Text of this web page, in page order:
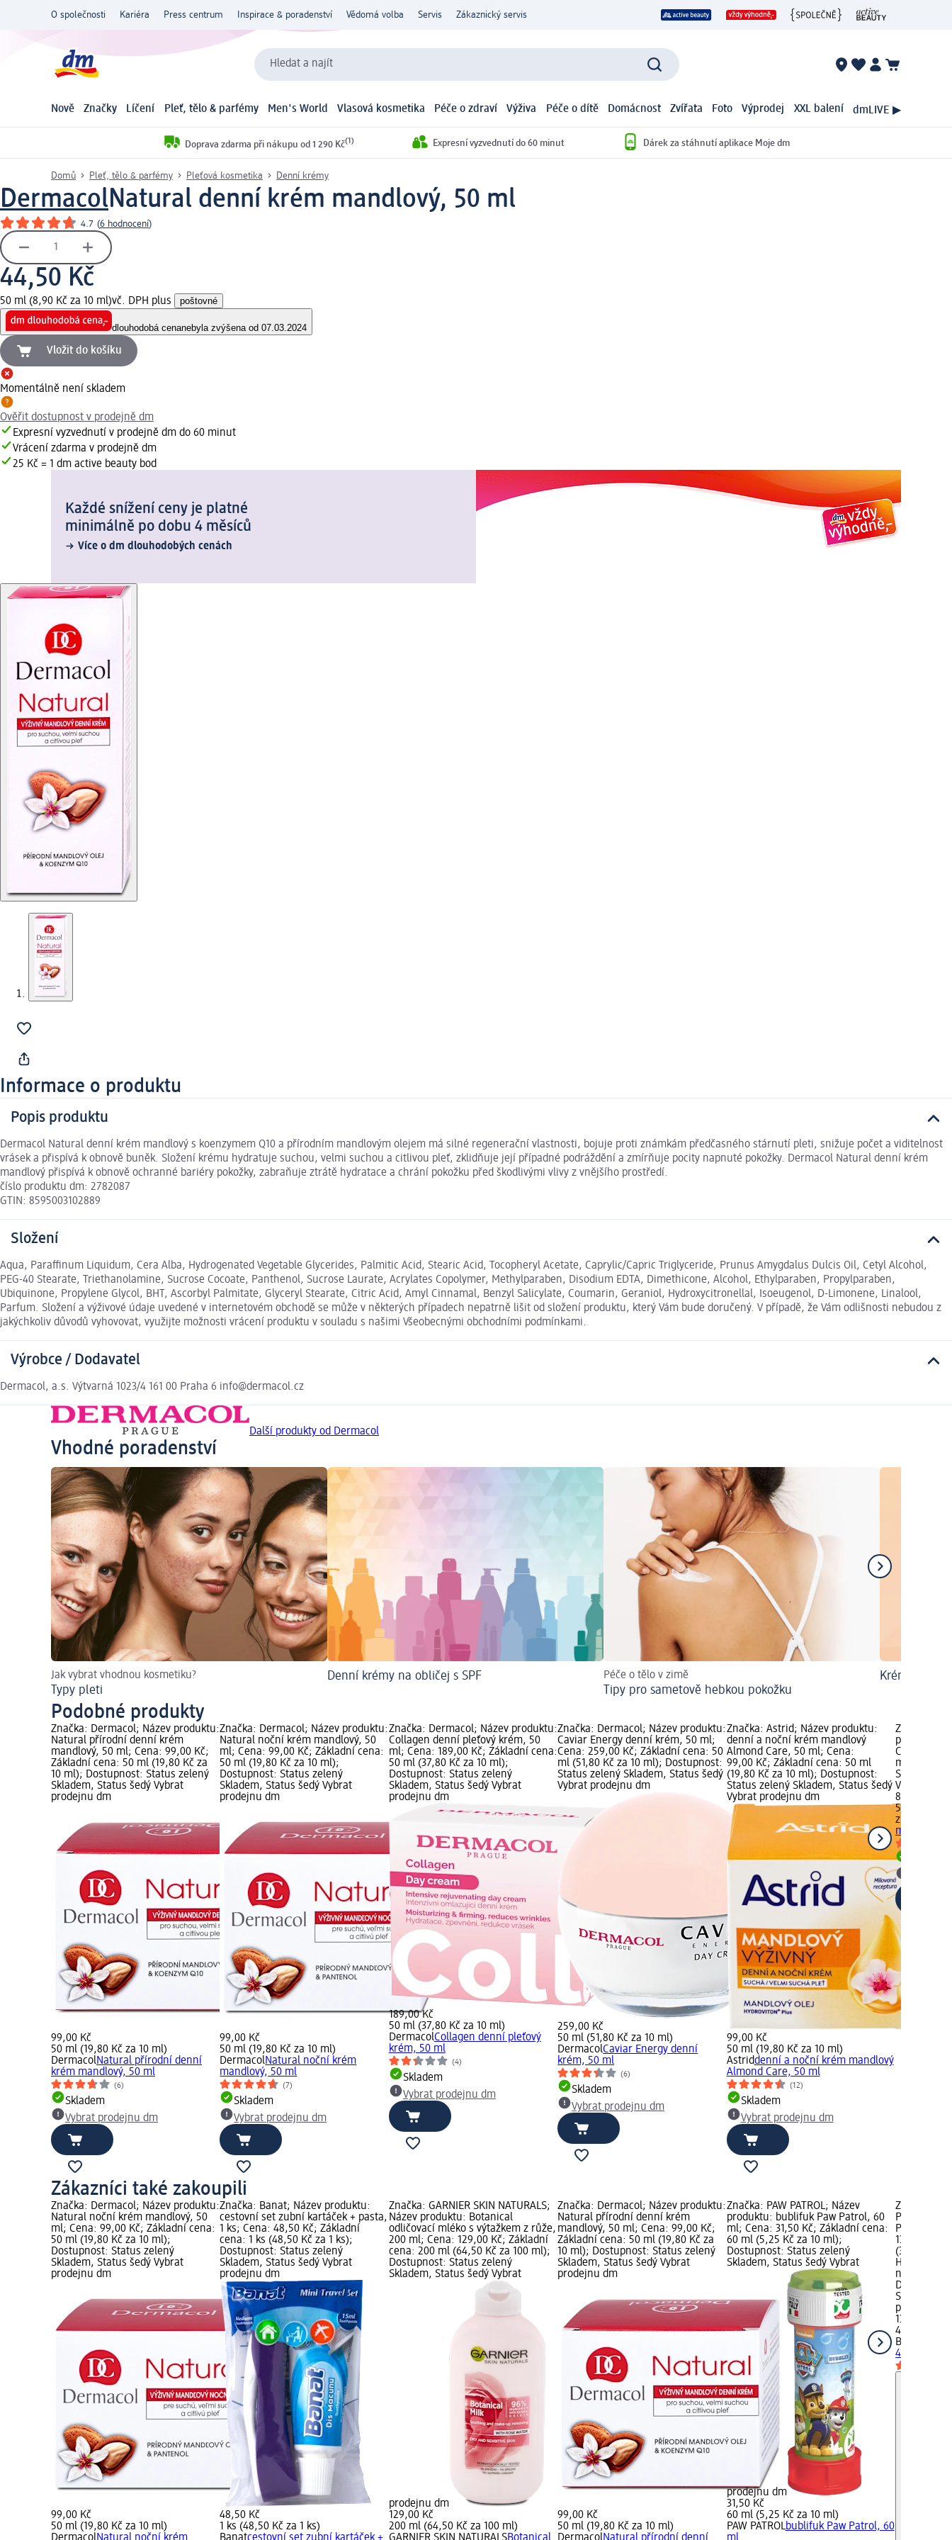
O společnosti Kariéra Press centrum Inspirace & poradenství Vědomá volba Servis Zákaznický servis
Hledat a najít
Nově Značky Líčení Pleť, tělo & parfémy Men's World Vlasová kosmetika Péče o zdraví Výživa Péče o dítě Domácnost Zvířata Foto Výprodej XXL balení dmLIVE ▶
Doprava zdarma při nákupu od 1 290 Kč(1) Expresní vyzvednutí do 60 minut Dárek za stáhnutí aplikace Moje dm
Domů Pleť, tělo & parfémy Pleťová kosmetika Denní krémy
DermacolNatural denní krém mandlový, 50 ml
4.7 (6 hodnocení)
44,50 Kč
50 ml (8,90 Kč za 10 ml)vč. DPH plus poštovné
dlouhodobá cenanebyla zvýšena od 07.03.2024
Vložit do košíku
Momentálně není skladem
Ověřit dostupnost v prodejně dm
Expresní vyzvednutí v prodejně dm do 60 minut
Vrácení zdarma v prodejně dm
25 Kč = 1 dm active beauty bod
Každé snížení ceny je platné
minimálně po dobu 4 měsíců
Více o dm dlouhodobých cenách
Informace o produktu
Popis produktu
Dermacol Natural denní krém mandlový s koenzymem Q10 a přírodním mandlovým olejem má silné regenerační vlastnosti, bojuje proti známkám předčasného stárnutí pleti, snižuje počet a viditelnost
vrásek a přispívá k obnově buněk. Složení krému hydratuje suchou, velmi suchou a citlivou pleť, zklidňuje její případné podráždění a zmírňuje pocity napnuté pokožky. Dermacol Natural denní krém
mandlový přispívá k obnově ochranné bariéry pokožky, zabraňuje ztrátě hydratace a chrání pokožku před škodlivými vlivy z vnějšího prostředí.
číslo produktu dm: 2782087
GTIN: 8595003102889
Složení
Aqua, Paraffinum Liquidum, Cera Alba, Hydrogenated Vegetable Glycerides, Palmitic Acid, Stearic Acid, Tocopheryl Acetate, Caprylic/Capric Triglyceride, Prunus Amygdalus Dulcis Oil, Cetyl Alcohol,
PEG-40 Stearate, Triethanolamine, Sucrose Cocoate, Panthenol, Sucrose Laurate, Acrylates Copolymer, Methylparaben, Disodium EDTA, Dimethicone, Alcohol, Ethylparaben, Propylparaben,
Ubiquinone, Propylene Glycol, BHT, Ascorbyl Palmitate, Glyceryl Stearate, Citric Acid, Amyl Cinnamal, Benzyl Salicylate, Coumarin, Geraniol, Hydroxycitronellal, Isoeugenol, D-Limonene, Linalool,
Parfum. Složení a výživové údaje uvedené v internetovém obchodě se může v některých případech nepatrně lišit od složení produktu, který Vám bude doručený. V případě, že Vám odlišnosti nebudou z
jakýchkoliv důvodů vyhovovat, využijte možnosti vrácení produktu v souladu s našimi Všeobecnými obchodními podmínkami.
Výrobce / Dodavatel
Dermacol, a.s. Výtvarná 1023/4 161 00 Praha 6 info@dermacol.cz
Další produkty od Dermacol
Vhodné poradenství
Jak vybrat vhodnou kosmetiku?
Typy pleti
Denní krémy na obličej s SPF Péče o tělo v zimě
Tipy pro sametově hebkou pokožku
Krémy na
Podobné produkty
Značka: Dermacol; Název produktu:
Natural přírodní denní krém
mandlový, 50 ml; Cena: 99,00 Kč;
Základní cena: 50 ml (19,80 Kč za
10 ml); Dostupnost: Status zelený
Skladem, Status šedý Vybrat
prodejnu dm
99,00 Kč
50 ml (19,80 Kč za 10 ml)
DermacolNatural přírodní denní
krém mandlový, 50 ml
(6)
Skladem
Vybrat prodejnu dm
Značka: Dermacol; Název produktu:
Natural noční krém mandlový, 50
ml; Cena: 99,00 Kč; Základní cena:
50 ml (19,80 Kč za 10 ml);
Dostupnost: Status zelený
Skladem, Status šedý Vybrat
prodejnu dm
99,00 Kč
50 ml (19,80 Kč za 10 ml)
DermacolNatural noční krém
mandlový, 50 ml
(7)
Skladem
Vybrat prodejnu dm
Značka: Dermacol; Název produktu:
Collagen denní pleťový krém, 50
ml; Cena: 189,00 Kč; Základní cena:
50 ml (37,80 Kč za 10 ml);
Dostupnost: Status zelený
Skladem, Status šedý Vybrat
prodejnu dm
189,00 Kč
50 ml (37,80 Kč za 10 ml)
DermacolCollagen denní pleťový
krém, 50 ml
(4)
Skladem
Vybrat prodejnu dm
Značka: Dermacol; Název produktu:
Caviar Energy denní krém, 50 ml;
Cena: 259,00 Kč; Základní cena: 50
ml (51,80 Kč za 10 ml); Dostupnost:
Status zelený Skladem, Status šedý
Vybrat prodejnu dm
259,00 Kč
50 ml (51,80 Kč za 10 ml)
DermacolCaviar Energy denní
krém, 50 ml
(6)
Skladem
Vybrat prodejnu dm
Značka: Astrid; Název produktu:
denní a noční krém mandlový
Almond Care, 50 ml; Cena:
99,00 Kč; Základní cena: 50 ml
(19,80 Kč za 10 ml); Dostupnost:
Status zelený Skladem, Status šedý
Vybrat prodejnu dm
99,00 Kč
50 ml (19,80 Kč za 10 ml)
Astriddenní a noční krém mandlový
Almond Care, 50 ml
(12)
Skladem
Vybrat prodejnu dm
Značka:
pleťový
Cena:
ml (17,90
Status
Vybrat
89,50 Kč
50 ml
ziaja
ml
Zákazníci také zakoupili
Značka: Dermacol; Název produktu:
Natural noční krém mandlový, 50
ml; Cena: 99,00 Kč; Základní cena:
50 ml (19,80 Kč za 10 ml);
Dostupnost: Status zelený
Skladem, Status šedý Vybrat
prodejnu dm
99,00 Kč
50 ml (19,80 Kč za 10 ml)
Značka: Banat; Název produktu:
cestovní set zubní kartáček + pasta,
1 ks; Cena: 48,50 Kč; Základní
cena: 1 ks (48,50 Kč za 1 ks);
Dostupnost: Status zelený
Skladem, Status šedý Vybrat
prodejnu dm
48,50 Kč
1 ks (48,50 Kč za 1 ks)
Značka: GARNIER SKIN NATURALS;
Název produktu: Botanical
odličovací mléko s výtažkem z růže,
200 ml; Cena: 129,00 Kč; Základní
cena: 200 ml (64,50 Kč za 100 ml);
Dostupnost: Status zelený
Skladem, Status šedý Vybrat
prodejnu dm
129,00 Kč
200 ml (64,50 Kč za 100 ml)
Značka: Dermacol; Název produktu:
Natural přírodní denní krém
mandlový, 50 ml; Cena: 99,00 Kč;
Základní cena: 50 ml (19,80 Kč za
10 ml); Dostupnost: Status zelený
Skladem, Status šedý Vybrat
prodejnu dm
99,00 Kč
50 ml (19,80 Kč za 10 ml)
Značka: PAW PATROL; Název
produktu: bublifuk Paw Patrol, 60
ml; Cena: 31,50 Kč; Základní cena:
60 ml (5,25 Kč za 10 ml);
Dostupnost: Status zelený
Skladem, Status šedý Vybrat
prodejnu dm
31,50 Kč
60 ml (5,25 Kč za 10 ml)
PAW PATROLbublifuk Paw Patrol, 60
Značka:
Plus sprej
Právní
139,00 Kč;
(34,75 Kč
Hořlavé
Skladem,
prodejnu
139,00 Kč
400 ml
Biolit
400 ml